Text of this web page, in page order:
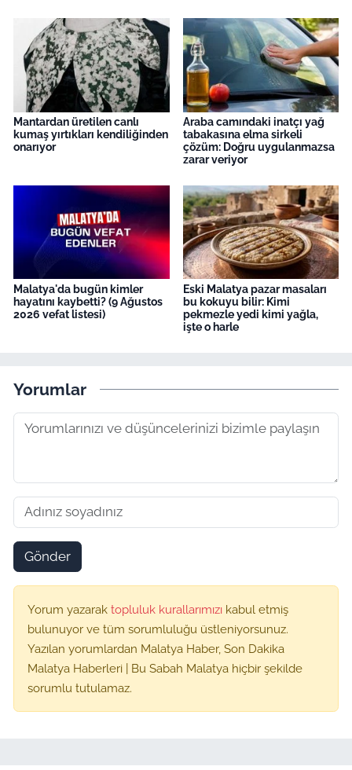
Mantardan üretilen canlı
kumaş yırtıkları kendiliğinden
onarıyor
Araba camındaki inatçı yağ
tabakasına elma sirkeli
çözüm: Doğru uygulanmazsa
zarar veriyor
Malatya'da bugün kimler
hayatını kaybetti? (9 Ağustos
2026 vefat listesi)
Eski Malatya pazar masaları
bu kokuyu bilir: Kimi
pekmezle yedi kimi yağla,
işte o harle
Yorumlar
Gönder
Yorum yazarak topluluk kurallarımızı kabul etmiş
bulunuyor ve tüm sorumluluğu üstleniyorsunuz.
Yazılan yorumlardan Malatya Haber, Son Dakika
Malatya Haberleri | Bu Sabah Malatya hiçbir şekilde
sorumlu tutulamaz.